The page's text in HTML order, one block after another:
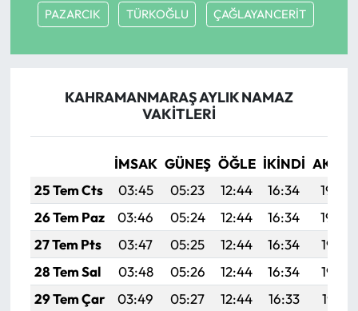
PAZARCIK TÜRKOĞLU ÇAĞLAYANCERİT
KAHRAMANMARAŞ AYLIK NAMAZ
VAKITLERI
İMSAK GÜNEŞ ÖĞLE İKINDI
25 Tem Cts
03:45 05:23 12:44 16:34
19:54
26 Tem Paz
03:46 05:24 12:44 16:34
19:54
27 Tem Pts
03:47 05:25 12:44 16:34
19:53
28 Tem Sal
03:48 05:26 12:44 16:34
19:52
29 Tem Çar
03:49 05:27 12:44 16:33
19:51